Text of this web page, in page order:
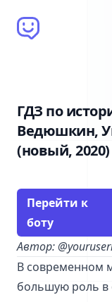
Brain Bot
ГДЗ по
Ведюшкин,
(новый, 2020)
Перейти к
боту
Автор:
В современном
большую роль в